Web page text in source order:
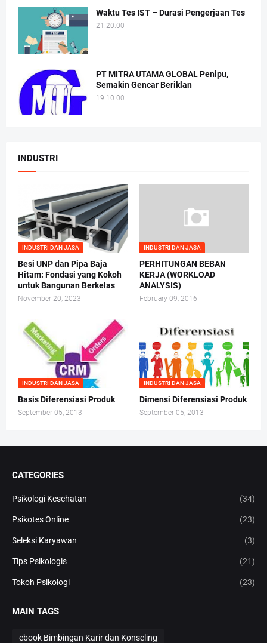
Waktu Tes IST – Durasi Pengerjaan Tes
21.20.00
PT MITRA UTAMA GLOBAL Penipu,
Semakin Gencar Beriklan
19.10.00
INDUSTRI
INDUSTRI DAN JASA
Besi UNP dan Pipa Baja
Hitam: Fondasi yang Kokoh
untuk Bangunan Berkelas
November 20, 2023
INDUSTRI DAN JASA
PERHITUNGAN BEBAN
KERJA (WORKLOAD
ANALYSIS)
February 09, 2016
INDUSTRI DAN JASA
Basis Diferensiasi Produk
September 05, 2013
INDUSTRI DAN JASA
Dimensi Diferensiasi Produk
September 05, 2013
CATEGORIES
Psikologi Kesehatan (34)
Psikotes Online (23)
Seleksi Karyawan (3)
Tips Psikologis (21)
Tokoh Psikologi (23)
MAIN TAGS
ebook Bimbingan Karir dan Konseling